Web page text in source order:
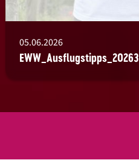
05.06.2026
EWW_Ausflugstipps_20263